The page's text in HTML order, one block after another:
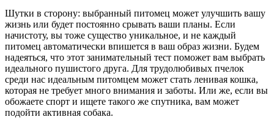
Шутки в сторону: выбранный питомец может улучшить вашу
жизнь или будет постоянно срывать ваши планы. Если
начистоту, вы тоже существо уникальное, и не каждый
питомец автоматически впишется в ваш образ жизни. Будем
надеяться, что этот занимательный тест поможет вам выбрать
идеального пушистого друга. Для трудолюбивых пчелок
среди нас идеальным питомцем может стать ленивая кошка,
которая не требует много внимания и заботы. Или же, если вы
обожаете спорт и ищете такого же спутника, вам может
подойти активная собака.